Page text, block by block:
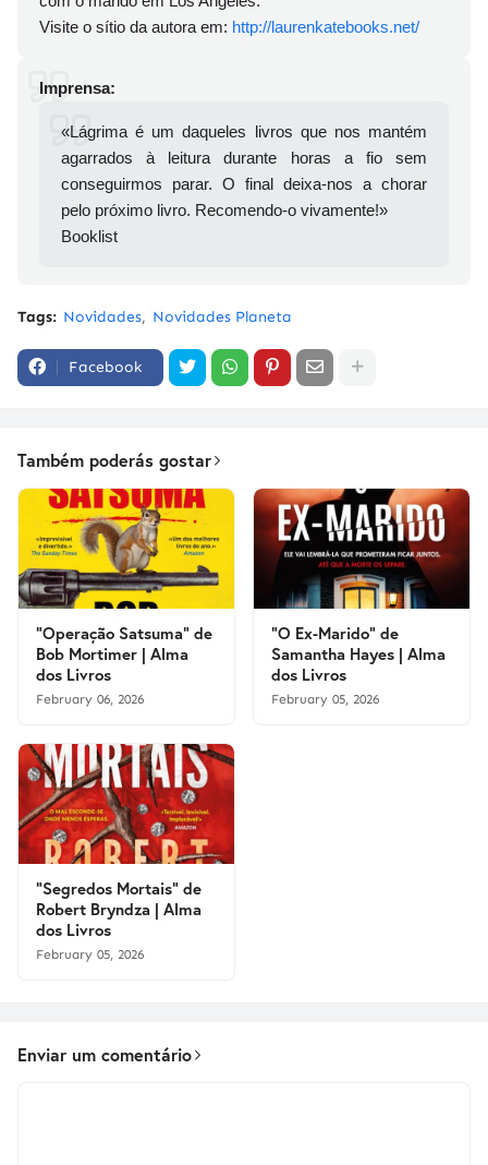
Visite o sítio da autora em: http://laurenkatebooks.net/
Imprensa:
«Lágrima é um daqueles livros que nos mantém
agarrados à leitura durante horas a fio sem
conseguirmos parar. O final deixa-nos a chorar
pelo próximo livro. Recomendo-o vivamente!»
Booklist
Tags: Novidades Novidades Planeta
Facebook
Também poderás gostar
"Operação Satsuma" de
Bob Mortimer | Alma
dos Livros
February 06, 2026
"O Ex-Marido" de
Samantha Hayes | Alma
dos Livros
February 05, 2026
"Segredos Mortais" de
Robert Bryndza | Alma
dos Livros
February 05, 2026
Enviar um comentário